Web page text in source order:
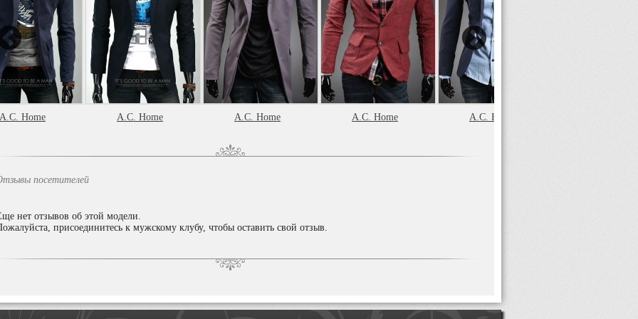
A.C. Home A.C. Home A.C. Home A.C. Home A.C. Home
посетителей
нет отзывов об этой модели.
присоединитесь к мужскому клубу, чтобы оставить свой отзыв.